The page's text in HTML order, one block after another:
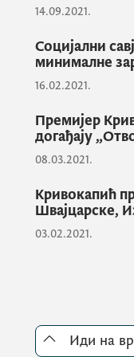
када
процеса
Европској
14.09.2021.
Социјални
минималне
16.02.2021.
Премијер
догађају
08.03.2021.
Кривокапић
Швајцарске,
03.02.2021.
Иди на